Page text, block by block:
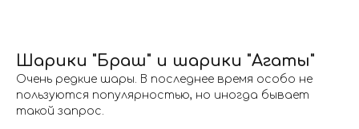
Шарики "Браш" и шарики "Агаты"
Очень редкие шары. В последнее время особо не
пользуются популярностью, но иногда бывает
такой запрос.